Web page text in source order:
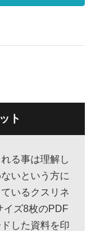
ト
る事は理解し
いという方に
いるクスリネ
イズ8枚のPDF
した資料を印